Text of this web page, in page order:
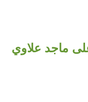
ماجد علاوي